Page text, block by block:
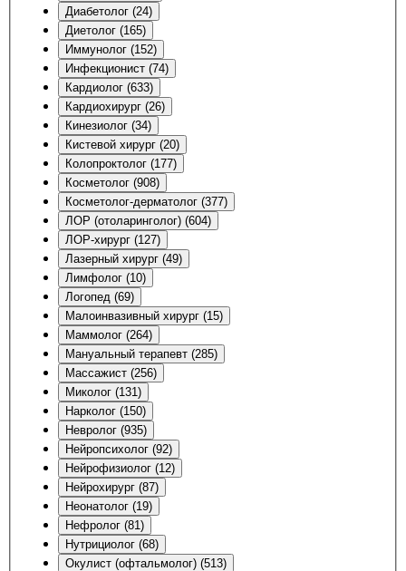
Диабетолог (24)
Диетолог (165)
Иммунолог (152)
Инфекционист (74)
Кардиолог (633)
Кардиохирург (26)
Кинезиолог (34)
Кистевой хирург (20)
Колопроктолог (177)
Косметолог (908)
Косметолог-дерматолог (377)
ЛОР (отоларинголог) (604)
ЛОР-хирург (127)
Лазерный хирург (49)
Лимфолог (10)
Логопед (69)
Малоинвазивный хирург (15)
Маммолог (264)
Мануальный терапевт (285)
Массажист (256)
Миколог (131)
Нарколог (150)
Невролог (935)
Нейропсихолог (92)
Нейрофизиолог (12)
Нейрохирург (87)
Неонатолог (19)
Нефролог (81)
Нутрициолог (68)
Окулист (офтальмолог) (513)